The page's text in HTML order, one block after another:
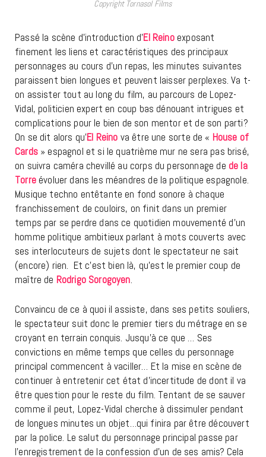
Copyright Tornasol Films
Passé la scène d’introduction d’El Reinoexposant
finement les liens et caractéristiques des principaux
personnages au cours d’un repas, les minutes suivantes
paraissent bien longues et peuvent laisser perplexes. Va t-
on assister tout au long du film, au parcours de Lopez-
Vidal, politicien expert en coup bas dénouant intrigues et
complications pour le bien de son mentor et de son parti?
On se dit alors qu’El Reino va être une sorte de « House of
Cards» espagnol et si le quatrième mur ne sera pas brisé,
on suivra caméra chevillé au corps du personnage de de la
Torre évoluer dans les méandres de la politique espagnole.
Musique techno entêtante en fond sonore à chaque
franchissement de couloirs, on finit dans un premier
temps par se perdre dans ce quotidien mouvementé d’un
homme politique ambitieux parlant à mots couverts avec
ses interlocuteurs de sujets dont le spectateur ne sait
(encore) rien. Et c’est bien là, qu’est le premier coup de
maître de Rodrigo Sorogoyen.
Convaincu de ce à quoi il assiste, dans ses petits souliers,
le spectateur suit donc le premier tiers du métrage en se
croyant en terrain conquis. Jusqu’à ce que … Ses
convictions en même temps que celles du personnage
principal commencent à vaciller… Et la mise en scène de
continuer à entretenir cet état d’incertitude de dont il va
être question pour le reste du film. Tentant de se sauver
comme il peut, Lopez-Vidal cherche à dissimuler pendant
de longues minutes un objet…qui finira par être découvert
par la police. Le salut du personnage principal passe par
l’enregistrement de la confession d’un de ses amis? Cela